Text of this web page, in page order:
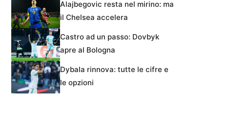
Alajbegovic resta nel mirino: ma
il Chelsea accelera
Castro ad un passo: Dovbyk
apre al Bologna
Dybala rinnova: tutte le cifre e
le opzioni